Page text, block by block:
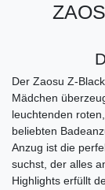
Der Zaosu Z-
Mädchen
leuchtenden
beliebten
Anzug ist die
suchst, der alles
Highlights erfüllt